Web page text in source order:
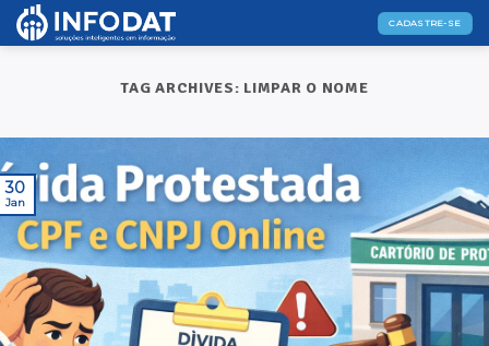
Skip
CADASTRE-SE
TAG ARCHIVES: LIMPAR O NOME
30
Jan